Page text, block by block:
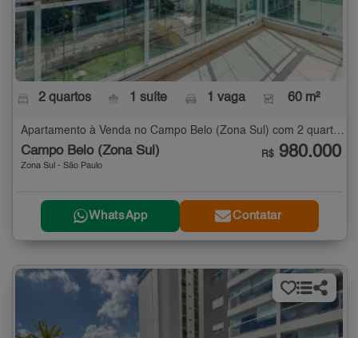
2 quartos 1 suíte 1 vaga 60 m²
Apartamento à Venda no Campo Belo (Zona Sul) com 2 quartos - 60 m²
Campo Belo (Zona Sul)
Zona Sul - São Paulo
R$ 980.000
WhatsApp Contatar